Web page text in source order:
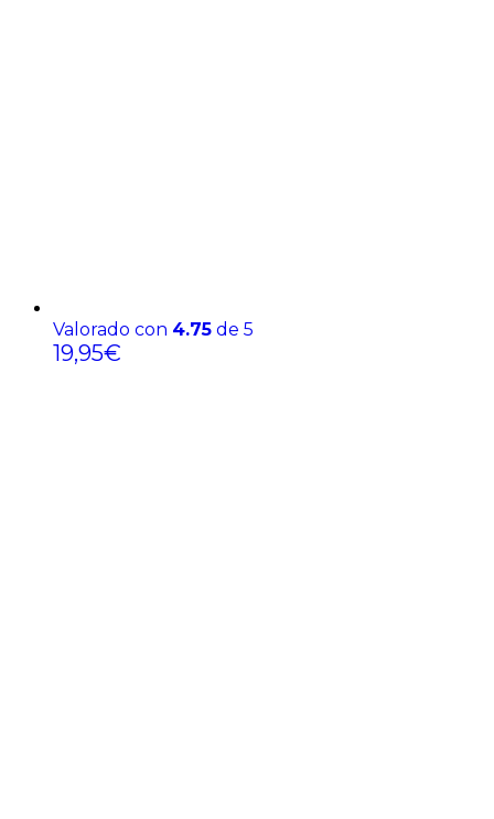
Valorado con 4.75 de 5
19,95€